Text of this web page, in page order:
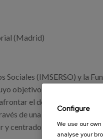
(Madrid)
Sociales (IMSERSO) y la
objetivo es proporcionar
el déficit de
de una formación
y centrado en la persona.
Configure
We use our
analyse your